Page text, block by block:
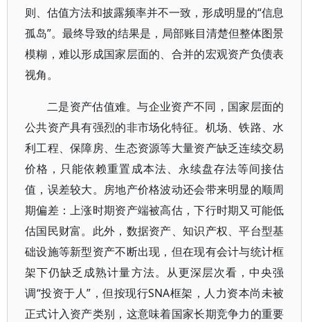
则、估值方法和披露频率并不一致，形成明显的“信息
孤岛”。最终导致的结果是，局部账目清楚但整体图景
模糊，难以形成国家层面的、合并的宏观资产负债表
视角。
二是资产估值难。与企业资产不同，国家层面的
公共资产具有强烈的非市场化特征。机场、铁路、水
利工程、保障房、生态资源等大量资产缺乏连续交易
价格，只能依赖重置成本法、永续盘存法等间接估
值，误差较大。房地产价格波动还会带来明显的顺周
期偏差：上涨时期资产端被高估，下行时期又可能低
估国民财富。此外，数据资产、知识产权、平台型基
础设施等新型资产不断出现，但在现有会计与统计框
架下仍缺乏成熟计量方法。从更深层次看，中央强
调“投资于人”，但按现行SNA框架，人力资本尚未被
正式计入资产类别，这意味着国家长期竞争力的重要